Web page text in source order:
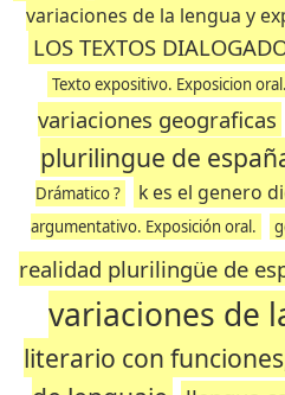
variaciones de la lengua y
LOS TEXTOS
Texto expositivo. Exposicion
variaciones geograficas
plurilingue de
Drámatico ?
k es el genero
argumentativo. Exposición oral.
realidad plurilingüe de
variaciones de
literario con